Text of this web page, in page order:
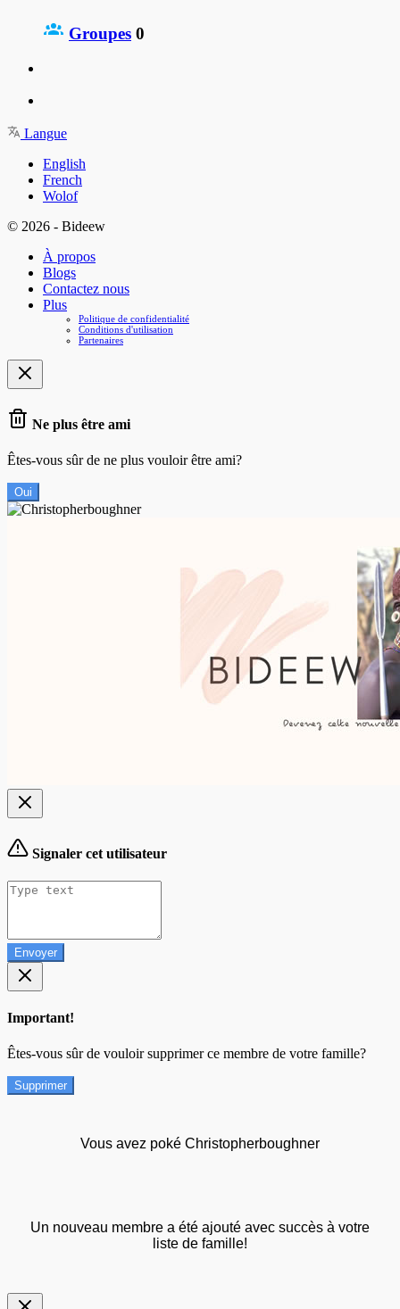
Groupes 0
Langue
English
French
Wolof
© 2026 - Bideew
À propos
Blogs
Contactez nous
Plus
Politique de confidentialité
Conditions d'utilisation
Partenaires
Ne plus être ami
Êtes-vous sûr de ne plus vouloir être ami?
Oui
Signaler cet utilisateur
Envoyer
Important!
Êtes-vous sûr de vouloir supprimer ce membre de votre famille?
Supprimer
Vous avez poké Christopherboughner
Un nouveau membre a été ajouté avec succès à votre
liste de famille!